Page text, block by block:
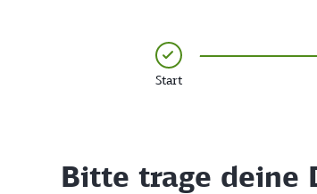
Start
Bitte trage deine